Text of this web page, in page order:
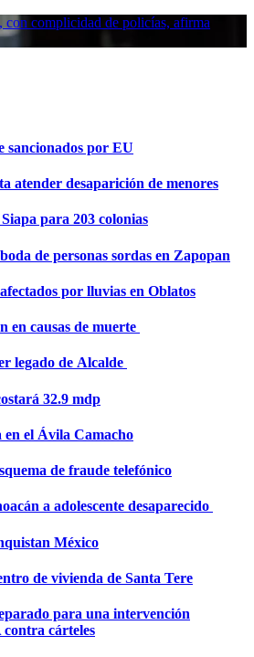
con complicidad de policías, afirma
sancionados por EU
atender desaparición de menores
para 203 colonias
de personas sordas en Zapopan
por lluvias en Oblatos
en causas de muerte
legado de Alcalde
32.9 mdp
en el Ávila Camacho
de fraude telefónico
a adolescente desaparecido
México
de vivienda de Santa Tere
para una intervención
cárteles